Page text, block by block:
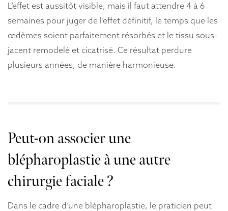
L’effet est aussitôt visible, mais il faut attendre 4 à 6
semaines pour juger de l’effet définitif, le temps que les
œdèmes soient parfaitement résorbés et le tissu sous-
jacent remodelé et cicatrisé. Ce résultat perdure
plusieurs années, de manière harmonieuse.
Peut-on associer une
blépharoplastie à une autre
chirurgie faciale ?
Dans le cadre d’une blépharoplastie, le praticien peut